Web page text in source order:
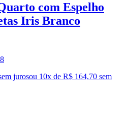
com Espelho
Iris Branco
jurosou 10x de R$ 164,70 sem